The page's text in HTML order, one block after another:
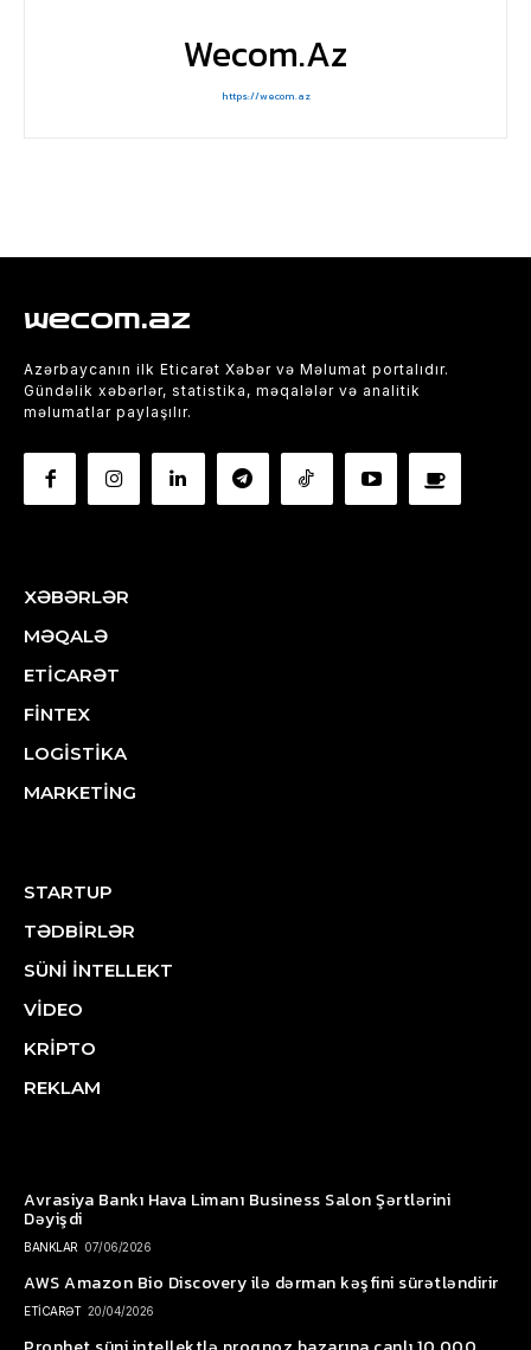
Wecom.az
https://wecom.az
wecom.az
Azərbaycanın ilk Eticarət Xəbər və Məlumat portalıdır.
Gündəlik xəbərlər, statistika, məqalələr və analitik
məlumatlar paylaşılır.
XƏBƏRLƏR
MƏQALƏ
ETİCARƏT
FİNTEX
LOGİSTİKA
MARKETİNG
STARTUP
TƏDBİRLƏR
SÜNİ İNTELLEKT
VİDEO
KRİPTO
REKLAM
Avrasiya Bankı Hava Limanı Business Salon Şərtlərini
Dəyişdi
BANKLAR 07/06/2026
AWS Amazon Bio Discovery ilə dərman kəşfini sürətləndirir
ETİCARƏT 20/04/2026